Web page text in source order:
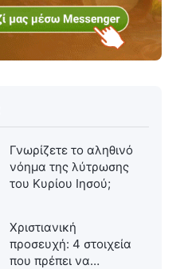
Γνωρίζετε το αληθινό
νόημα της λύτρωσης
του Κυρίου Ιησού;
Χριστιανική
προσευχή: 4 στοιχεία
που πρέπει να